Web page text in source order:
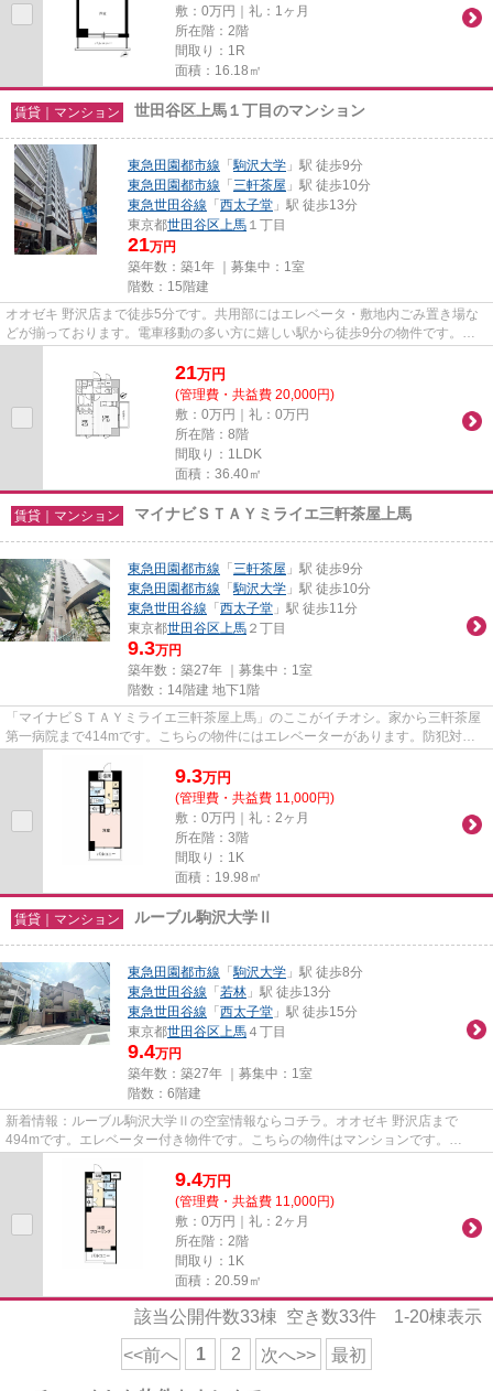
敷：0万円｜礼：1ヶ月
所在階：2階
間取り：1R
面積：16.18㎡
賃貸｜マンション 世田谷区上馬１丁目のマンション
東急田園都市線 「駒沢大学 」駅 徒歩9分
東急田園都市線 「三軒茶屋 」駅 徒歩10分
東急世田谷線 「西太子堂 」駅 徒歩13分
東京都世田谷区 上馬 １丁目
21万円
築年数：築1年 ｜募集中： 1室
階数：15階建
オオゼキ 野沢店まで徒歩5分です。共用部にはエレベータ・敷地内ごみ置き場な
どが揃っております。電車移動の多い方に嬉しい駅から徒歩9分の物件です。外
観タイル張りなので経年劣化が...
21万円
(管理費・共益費 20,000円)
敷：0万円｜礼：0万円
所在階：8階
間取り：1LDK
面積：36.40㎡
賃貸｜マンション マイナビＳＴＡＹミライエ三軒茶屋上馬
東急田園都市線 「三軒茶屋 」駅 徒歩9分
東急田園都市線 「駒沢大学 」駅 徒歩10分
東急世田谷線 「西太子堂 」駅 徒歩11分
東京都世田谷区 上馬 ２丁目
9.3万円
築年数：築27年 ｜募集中： 1室
階数：14階建 地下1階
「マイナビＳＴＡＹミライエ三軒茶屋上馬」のここがイチオシ。家から三軒茶屋
第一病院まで414mです。こちらの物件にはエレベーターがあります。防犯対策
もバッチリなマンションタイプ...
9.3万円
(管理費・共益費 11,000円)
敷：0万円｜礼：2ヶ月
所在階：3階
間取り：1K
面積：19.98㎡
賃貸｜マンション ルーブル駒沢大学Ⅱ
東急田園都市線 「駒沢大学 」駅 徒歩8分
東急世田谷線 「若林 」駅 徒歩13分
東急世田谷線 「西太子堂 」駅 徒歩15分
東京都世田谷区 上馬 ４丁目
9.4万円
築年数：築27年 ｜募集中： 1室
階数：6階建
新着情報：ルーブル駒沢大学Ⅱの空室情報ならコチラ。オオゼキ 野沢店まで
494mです。エレベーター付き物件です。こちらの物件はマンションです。
info@house-c.bizからお問い合わせをお...
9.4万円
(管理費・共益費 11,000円)
敷：0万円｜礼：2ヶ月
所在階：2階
間取り：1K
面積：20.59㎡
該当公開件数33棟 空き数33件 1-20棟表示
<<前へ 1 2 次へ>> 最初